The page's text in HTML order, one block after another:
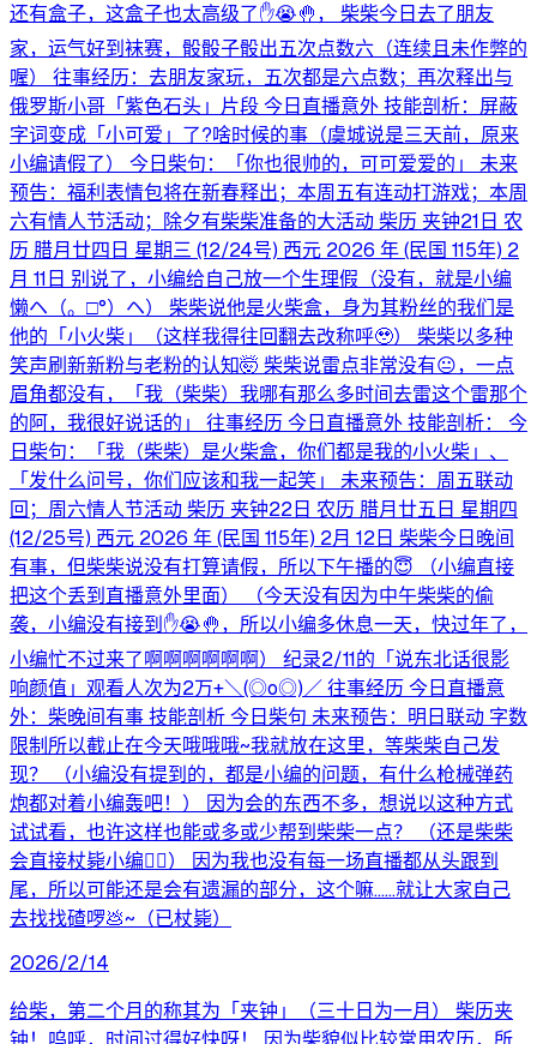
还有盒子，这盒子也太高级了✋😭🤚， 柴柴今日去了朋友
家，运气好到袜赛，骰骰子骰出五次点数六（连续且未作弊的
喔） 往事经历：去朋友家玩，五次都是六点数；再次释出与
俄罗斯小哥「紫色石头」片段 今日直播意外 技能剖析：屏蔽
字词变成「小可爱」了?啥时候的事（虞城说是三天前，原来
小编请假了） 今日柴句：「你也很帅的，可可爱爱的」 未来
预告：福利表情包将在新春释出；本周五有连动打游戏；本周
六有情人节活动；除夕有柴柴准备的大活动 柴历 夹钟21日 农
历 腊月廿四日 星期三 (12/24号) 西元 2026 年 (民国 115年) 2
月 11日 别说了，小编给自己放一个生理假（没有，就是小编
懒ヘ⁠（⁠。⁠□⁠°⁠）⁠ヘ） 柴柴说他是火柴盒，身为其粉丝的我们是
他的「小火柴」（这样我得往回翻去改称呼🥹） 柴柴以多种
笑声刷新新粉与老粉的认知🤯 柴柴说雷点非常没有😐，一点
眉角都没有，「我（柴柴）我哪有那么多时间去雷这个雷那个
的阿，我很好说话的」 往事经历 今日直播意外 技能剖析： 今
日柴句：「我（柴柴）是火柴盒，你们都是我的小火柴」、
「发什么问号，你们应该和我一起笑」 未来预告：周五联动
回；周六情人节活动 柴历 夹钟22日 农历 腊月廿五日 星期四
(12/25号) 西元 2026 年 (民国 115年) 2月 12日 柴柴今日晚间
有事，但柴柴说没有打算请假，所以下午播的😇 （小编直接
把这个丢到直播意外里面） （今天没有因为中午柴柴的偷
袭，小编没有接到✋😭🤚，所以小编多休息一天，快过年了，
小编忙不过来了啊啊啊啊啊啊） 纪录2/11的「说东北话很影
响颜值」观看人次为2万+＼⁠(⁠◎⁠o⁠◎⁠)⁠／ 往事经历 今日直播意
外：柴晚间有事 技能剖析 今日柴句 未来预告：明日联动 字数
限制所以截止在今天哦哦哦~我就放在这里，等柴柴自己发
现？ （小编没有提到的，都是小编的问题，有什么枪械弹药
炮都对着小编轰吧！） 因为会的东西不多，想说以这种方式
试试看，也许这样也能或多或少帮到柴柴一点？ （还是柴柴
会直接杖毙小编😵‍💫） 因为我也没有每一场直播都从头跟到
尾，所以可能还是会有遗漏的部分，这个嘛……就让大家自己
去找找碴啰💩~（已杖毙）
2026/2/14
给柴，第二个月的称其为「夹钟」（三十日为一月） 柴历夹